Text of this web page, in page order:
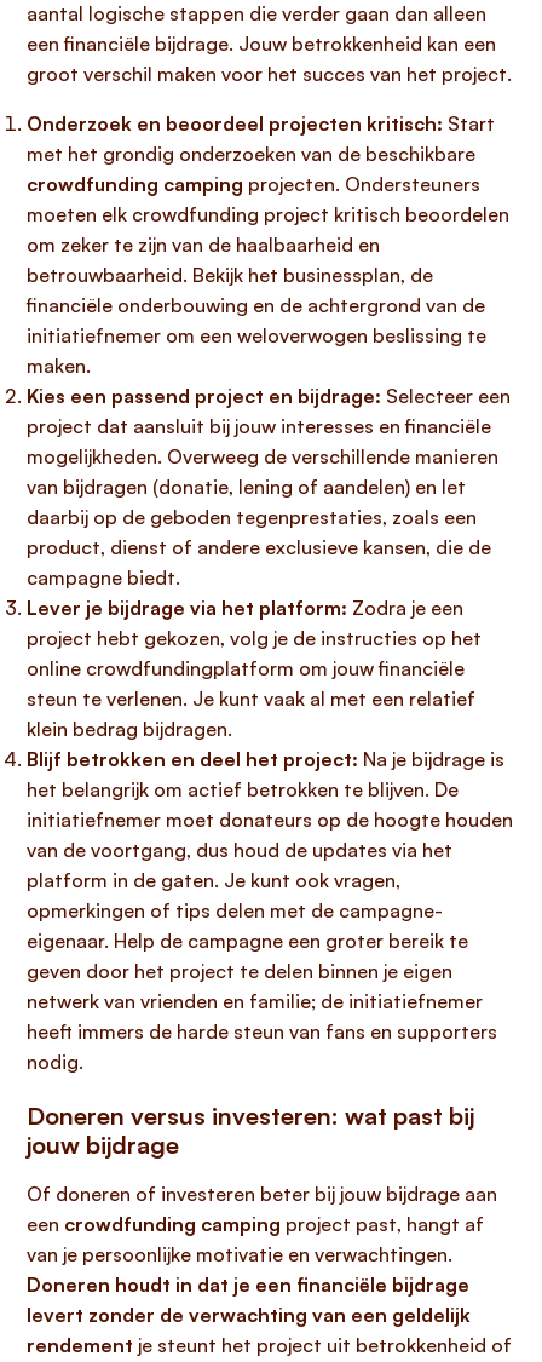
aantal logische stappen die verder gaan dan alleen
een financiële bijdrage. Jouw betrokkenheid kan een
groot verschil maken voor het succes van het project.
Onderzoek en beoordeel projecten kritisch: Start
met het grondig onderzoeken van de beschikbare
crowdfunding camping projecten. Ondersteuners
moeten elk crowdfunding project kritisch beoordelen
om zeker te zijn van de haalbaarheid en
betrouwbaarheid. Bekijk het businessplan, de
financiële onderbouwing en de achtergrond van de
initiatiefnemer om een weloverwogen beslissing te
maken.
Kies een passend project en bijdrage: Selecteer een
project dat aansluit bij jouw interesses en financiële
mogelijkheden. Overweeg de verschillende manieren
van bijdragen (donatie, lening of aandelen) en let
daarbij op de geboden tegenprestaties, zoals een
product, dienst of andere exclusieve kansen, die de
campagne biedt.
Lever je bijdrage via het platform: Zodra je een
project hebt gekozen, volg je de instructies op het
online crowdfundingplatform om jouw financiële
steun te verlenen. Je kunt vaak al met een relatief
klein bedrag bijdragen.
Blijf betrokken en deel het project: Na je bijdrage is
het belangrijk om actief betrokken te blijven. De
initiatiefnemer moet donateurs op de hoogte houden
van de voortgang, dus houd de updates via het
platform in de gaten. Je kunt ook vragen,
opmerkingen of tips delen met de campagne-
eigenaar. Help de campagne een groter bereik te
geven door het project te delen binnen je eigen
netwerk van vrienden en familie; de initiatiefnemer
heeft immers de harde steun van fans en supporters
nodig.
Doneren versus investeren: wat past bij
jouw bijdrage
Of doneren of investeren beter bij jouw bijdrage aan
een crowdfunding camping project past, hangt af
van je persoonlijke motivatie en verwachtingen.
Doneren houdt in dat je een financiële bijdrage
levert zonder de verwachting van een geldelijk
rendement je steunt het project uit betrokkenheid of